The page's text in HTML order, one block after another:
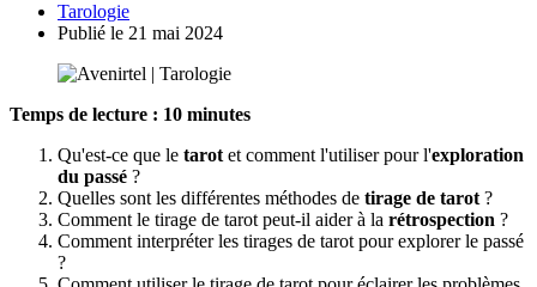
Tarologie
Publié le 21 mai 2024
Temps de lecture : 10 minutes
Qu'est-ce que le tarot et comment l'utiliser pour l'exploration
du passé ?
Quelles sont les différentes méthodes de tirage de tarot ?
Comment le tirage de tarot peut-il aider à la rétrospection ?
Comment interpréter les tirages de tarot pour explorer le passé
?